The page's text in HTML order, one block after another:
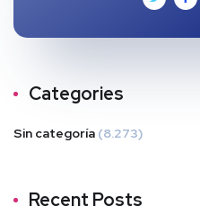
Categories
Sin categoría (8.273)
Recent Posts